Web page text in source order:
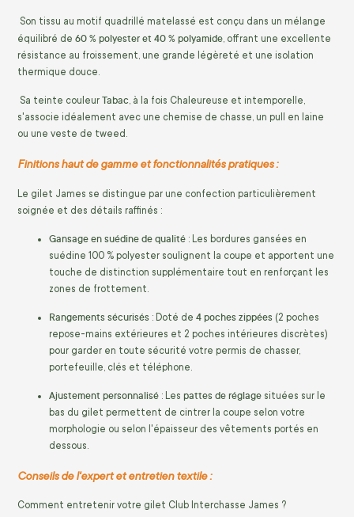
Son tissu au motif quadrillé matelassé est conçu dans un mélange
équilibré de 60 % polyester et 40 % polyamide, offrant une excellente
résistance au froissement, une grande légèreté et une isolation
thermique douce.
Sa teinte couleur Tabac, à la fois Chaleureuse et intemporelle,
s'associe idéalement avec une chemise de chasse, un pull en laine
ou une veste de tweed.
Finitions haut de gamme et fonctionnalités pratiques :
Le gilet James se distingue par une confection particulièrement
soignée et des détails raffinés :
Gansage en suédine de qualité : Les bordures gansées en
suédine 100 % polyester soulignent la coupe et apportent une
touche de distinction supplémentaire tout en renforçant les
zones de frottement.
Rangements sécurisés : Doté de 4 poches zippées (2 poches
repose-mains extérieures et 2 poches intérieures discrètes)
pour garder en toute sécurité votre permis de chasser,
portefeuille, clés et téléphone.
Ajustement personnalisé : Les pattes de réglage situées sur le
bas du gilet permettent de cintrer la coupe selon votre
morphologie ou selon l'épaisseur des vêtements portés en
dessous.
Conseils de l'expert et entretien textile :
Comment entretenir votre gilet Club Interchasse James ?